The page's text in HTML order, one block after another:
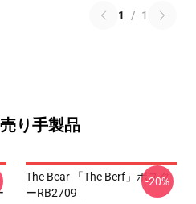
1 / 1
り手製品
The Bear 「The Berf」ポスタ
ーRB2709
-20%